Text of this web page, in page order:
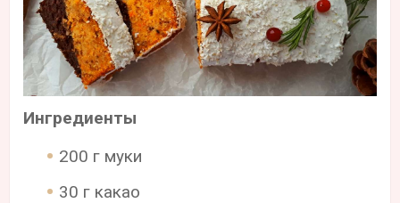
Ингредиенты
200 г муки
30 г какао